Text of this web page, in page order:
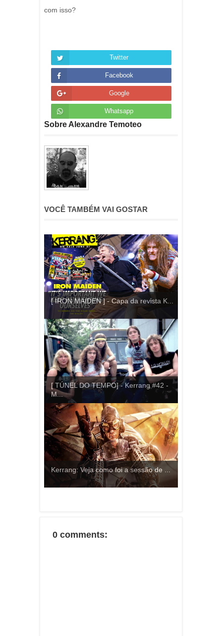
com isso?
Twitter
Facebook
Google
Whatsapp
Sobre Alexandre Temoteo
VOCÊ TAMBÉM VAI GOSTAR
[ IRON MAIDEN ] - Capa da revista K...
[ TÚNEL DO TEMPO] - Kerrang #42 -
M...
Kerrang: Veja como foi a sessão de ...
0 comments: